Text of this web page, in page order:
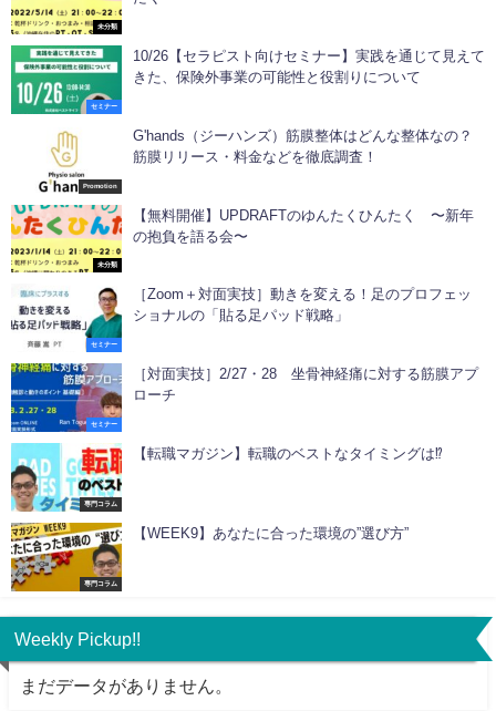
未分類
セミナー
10/26【セラピスト向けセミナー】実践を通じて見えて
きた、保険外事業の可能性と役割りについて
Promotion
G'hands（ジーハンズ）筋膜整体はどんな整体なの？
筋膜リリース・料金などを徹底調査！
未分類
【無料開催】UPDRAFTのゆんたくひんたく 〜新年
の抱負を語る会〜
セミナー
［Zoom＋対面実技］動きを変える！足のプロフェッ
ショナルの「貼る足パッド戦略」
セミナー
［対面実技］2/27・28 坐骨神経痛に対する筋膜アプ
ローチ
専門コラム
【転職マガジン】転職のベストなタイミングは⁉︎
専門コラム
【WEEK9】あなたに合った環境の”選び方”
Weekly Pickup!!
まだデータがありません。